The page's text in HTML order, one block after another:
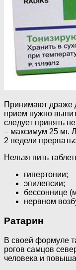
Принимают драже
прием нужно
следует принять
– максимум 25 мг.
2 недели
Нельзя пить
гипертонии;
эпилепсии;
бессоннице
нервном
Ратарин
В своей формуле
рогов самцов
человека и